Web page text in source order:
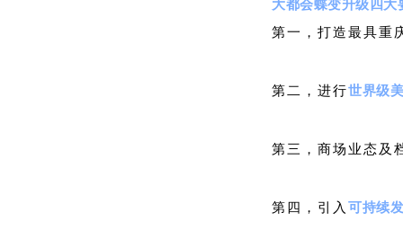
大都会蝶变升级四大
第一， 打造最具重
第二，进行世界级
第三，商场业态及
第四，引入 可持续